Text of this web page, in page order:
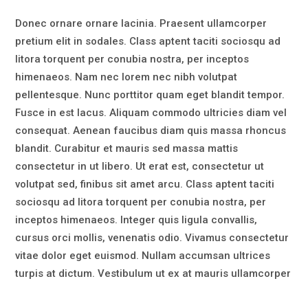
Donec ornare ornare lacinia. Praesent ullamcorper
pretium elit in sodales. Class aptent taciti sociosqu ad
litora torquent per conubia nostra, per inceptos
himenaeos. Nam nec lorem nec nibh volutpat
pellentesque. Nunc porttitor quam eget blandit tempor.
Fusce in est lacus. Aliquam commodo ultricies diam vel
consequat. Aenean faucibus diam quis massa rhoncus
blandit. Curabitur et mauris sed massa mattis
consectetur in ut libero. Ut erat est, consectetur ut
volutpat sed, finibus sit amet arcu. Class aptent taciti
sociosqu ad litora torquent per conubia nostra, per
inceptos himenaeos. Integer quis ligula convallis,
cursus orci mollis, venenatis odio. Vivamus consectetur
vitae dolor eget euismod. Nullam accumsan ultrices
turpis at dictum. Vestibulum ut ex at mauris ullamcorper